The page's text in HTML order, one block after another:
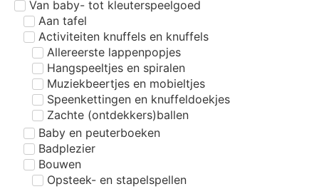
Van baby- tot kleuterspeelgoed
Aan tafel
Activiteiten knuffels en knuffels
Allereerste lappenpopjes
Hangspeeltjes en spiralen
Muziekbeertjes en mobieltjes
Speenkettingen en knuffeldoekjes
Zachte (ontdekkers)ballen
Baby en peuterboeken
Badplezier
Bouwen
Opsteek- en stapelspellen